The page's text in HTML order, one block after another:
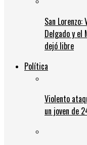
San
Delgado y el
dejó libre
Política
Violento
un joven de